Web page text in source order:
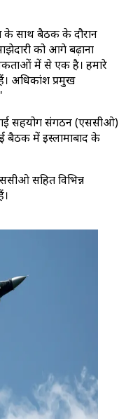
के साथ बैठक के दौरान
को आगे बढ़ाना
में से एक है। हमारे
अधिकांश प्रमुख
सहयोग संगठन (एससीओ)
बैठक में इस्लामाबाद के
सहित विभिन्न